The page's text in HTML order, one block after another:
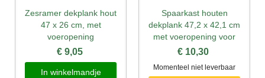
Zesramer dekplank hout
47 x 26 cm, met
voeropening
€ 9,05
In winkelmandje
Spaarkast houten
dekplank 47,2 x 42,1 cm
met voeropening voor
€ 10,30
Momenteel niet leverbaar